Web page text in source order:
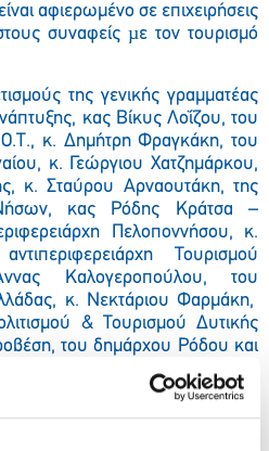
αφιερωμένο σε επιχειρήσεις
συναφείς µε τον τουρισμό
της γενικής γραμματέας
κας Βίκυς Λοΐζου, του
κ. Δημήτρη Φραγκάκη, του
κ. Γεώργιου Χατζημάρκου,
κ. Σταύρου Αρναουτάκη, της
Νήσων, κας Ρόδης Κράτσα –
Πελοποννήσου, κ.
Τουρισμού
Καλογεροπούλου, του
κ. Νεκτάριου Φαρμάκη,
& Τουρισμού Δυτικής
του δημάρχου Ρόδου και
Ένωσης Δήμων Ν. Αιγαίου, κ.
του Ξενοδοχειακού
Αλέξανδρου Βασιλικού και της